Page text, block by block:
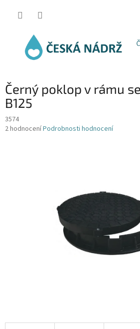
Černý poklop v rámu
B125
3574
Průměrné
2 hodnoceníPodrobnosti hodnocení